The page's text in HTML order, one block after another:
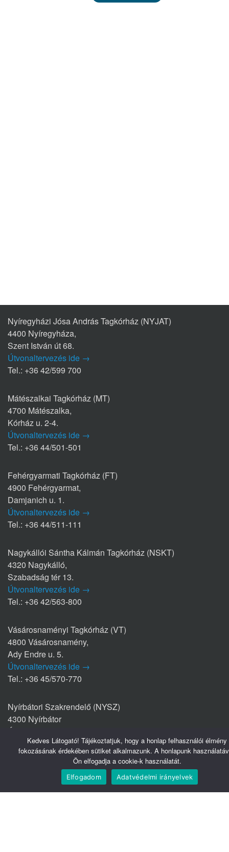
Nyíregyházi Jósa András Tagkórház (NYJAT)
4400 Nyíregyháza,
Szent István út 68.
Útvonaltervezés ide →
Tel.: +36 42/599 700
Mátészalkai Tagkórház (MT)
4700 Mátészalka,
Kórház u. 2-4.
Útvonaltervezés ide →
Tel.: +36 44/501-501
Fehérgyarmati Tagkórház (FT)
4900 Fehérgyarmat,
Damjanich u. 1.
Útvonaltervezés ide →
Tel.: +36 44/511-111
Nagykállói Sántha Kálmán Tagkórház (NSKT)
4320 Nagykálló,
Szabadság tér 13.
Útvonaltervezés ide →
Tel.: +36 42/563-800
Vásárosnaményi Tagkórház (VT)
4800 Vásárosnamény,
Ady Endre u. 5.
Útvonaltervezés ide →
Tel.: +36 45/570-770
Nyírbátori Szakrendelő (NYSZ)
4300 Nyírbátor
Édesanyák útja 1/a.
Útvonaltervezés ide →
Tel.: +36 42/281-711
Hasznos linkek
Kedves Látogató! Tájékoztatjuk, hogy a honlap felhasználói élmény
fokozásának érdekében sütiket alkalmazunk. A honlapunk
Ön elfogadja a cookie-k használatát.
Elfogadom Adatvédelmi irányelvek